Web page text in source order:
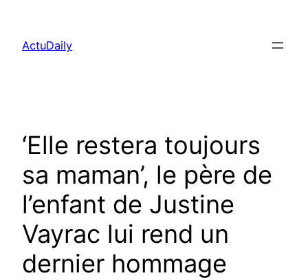
contenu
ActuDaily
‘Elle restera toujours
sa maman’, le père de
l’enfant de Justine
Vayrac lui rend un
dernier hommage